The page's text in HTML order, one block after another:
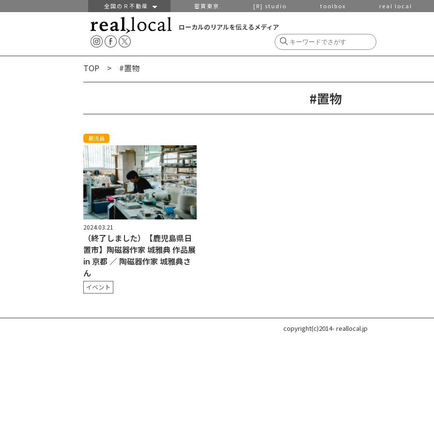
全国のＲ不動産 密買東京 [R] studio toolbox real local
ローカルのリアルを伝えるメディア
TOP > #置物
#置物
鹿児島
2024.03.21
（終了しました）【鹿児島県日
置市】陶磁器作家 城雅典 作品展
in 京都 ／ 陶磁器作家 城雅典さ
ん
イベント
copyright(c)2014- reallocal.jp